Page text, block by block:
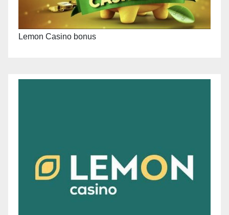
Lemon Casino bonus